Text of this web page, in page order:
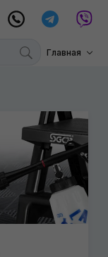
Главная